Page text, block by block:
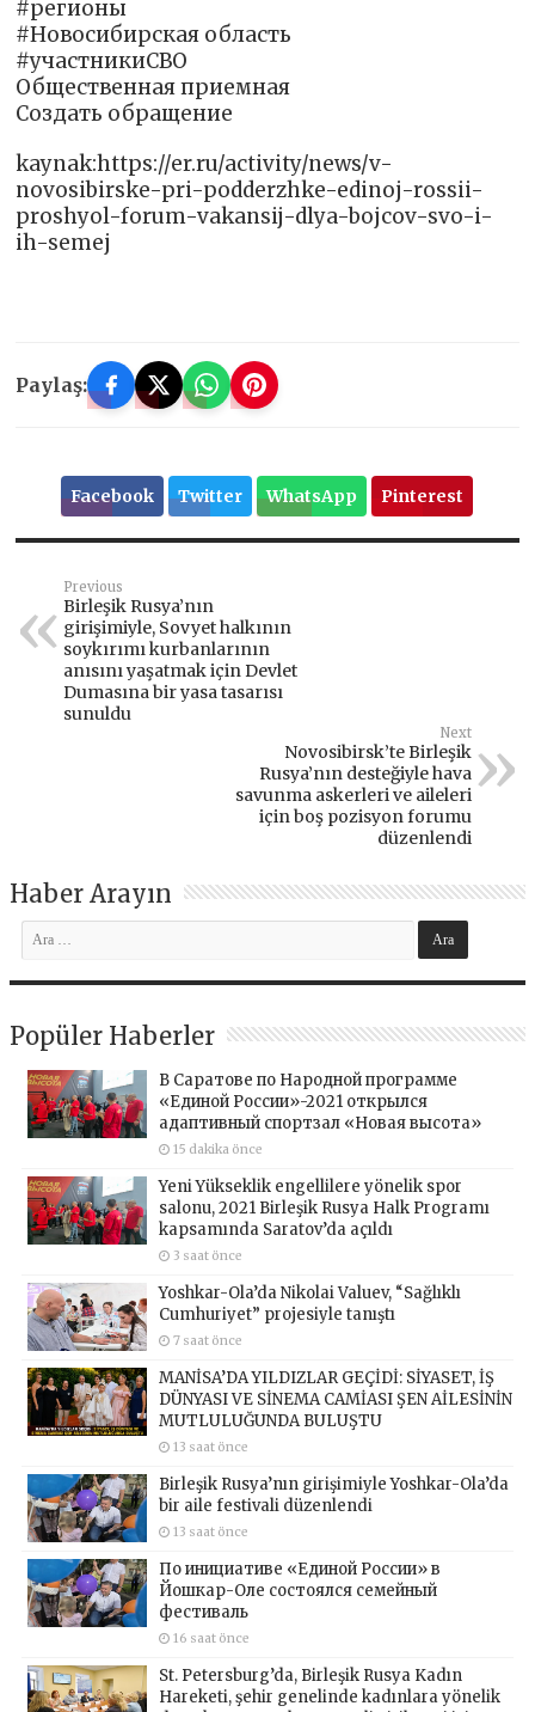
#регионы
#Новосибирская область
#участникиСВО
Общественная приемная
Создать обращение
kaynak:https://er.ru/activity/news/v-
novosibirske-pri-podderzhke-edinoj-rossii-
proshyol-forum-vakansij-dlya-bojcov-svo-i-
ih-semej
Paylaş:
Facebook Twitter WhatsApp Pinterest
Previous
Birleşik Rusya’nın
girişimiyle, Sovyet halkının
soykırımı kurbanlarının
anısını yaşatmak için Devlet
Dumasına bir yasa tasarısı
sunuldu
Next
Novosibirsk’te Birleşik
Rusya’nın desteğiyle hava
savunma askerleri ve aileleri
için boş pozisyon forumu
düzenlendi
Haber Arayın
Popüler Haberler
В Саратове по Народной программе
«Единой России»-2021 открылся
адаптивный спортзал «Новая высота»
15 dakika önce
Yeni Yükseklik engellilere yönelik spor
salonu, 2021 Birleşik Rusya Halk Programı
kapsamında Saratov’da açıldı
3 saat önce
Yoshkar-Ola’da Nikolai Valuev, “Sağlıklı
Cumhuriyet” projesiyle tanıştı
7 saat önce
MANİSA’DA YILDIZLAR GEÇİDİ: SİYASET, İŞ
DÜNYASI VE SİNEMA CAMİASI ŞEN AİLESİNİN
MUTLULUĞUNDA BULUŞTU
13 saat önce
Birleşik Rusya’nın girişimiyle Yoshkar-Ola’da
bir aile festivali düzenlendi
13 saat önce
По инициативе «Единой России» в
Йошкар-Оле состоялся семейный
фестиваль
16 saat önce
St. Petersburg’da, Birleşik Rusya Kadın
Hareketi, şehir genelinde kadınlara yönelik